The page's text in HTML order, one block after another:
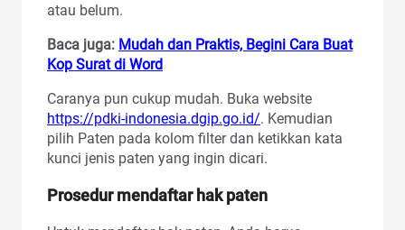
atau belum.
Baca juga: Mudah dan Praktis, Begini Cara Buat
Kop Surat di Word
Caranya pun cukup mudah. Buka website
https://pdki-indonesia.dgip.go.id/. Kemudian
pilih Paten pada kolom filter dan ketikkan kata
kunci jenis paten yang ingin dicari.
Prosedur mendaftar hak paten